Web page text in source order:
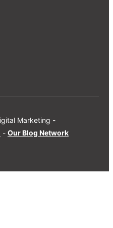
Marketing -
- Our Blog Network